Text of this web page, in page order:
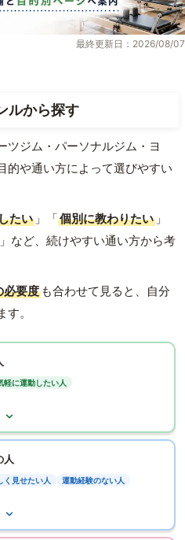
最終更新日：2026/08/07
ルから探す
ツジム・パーソナルジム・ヨ
的や通い方によって選びやすい
たい 」「個別に教わりたい 」
」など、続けやすい通い方から考
必要度 も合わせて見ると、自分
。
軽に運動したい人
人
く見せたい人 運動経験のない人